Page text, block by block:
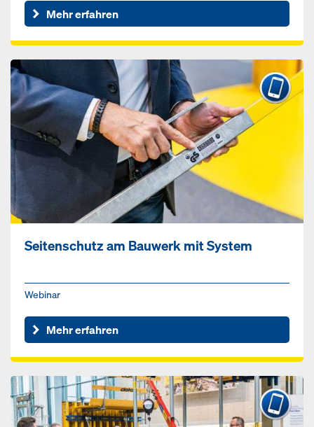
Mehr erfahren
Seitenschutz am Bauwerk mit System
Webinar
Mehr erfahren